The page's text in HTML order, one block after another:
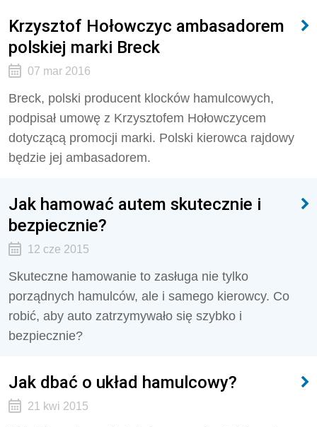
Krzysztof Hołowczyc ambasadorem
polskiej marki Breck
07 mar 2016
Breck, polski producent klocków hamulcowych,
podpisał umowę z Krzysztofem Hołowczycem
dotyczącą promocji marki. Polski kierowca rajdowy
będzie jej ambasadorem.
Jak hamować autem skutecznie i
bezpiecznie?
12 cze 2015
Skuteczne hamowanie to zasługa nie tylko
porządnych hamulców, ale i samego kierowcy. Co
robić, aby auto zatrzymywało się szybko i
bezpiecznie?
Jak dbać o układ hamulcowy?
21 kwi 2015